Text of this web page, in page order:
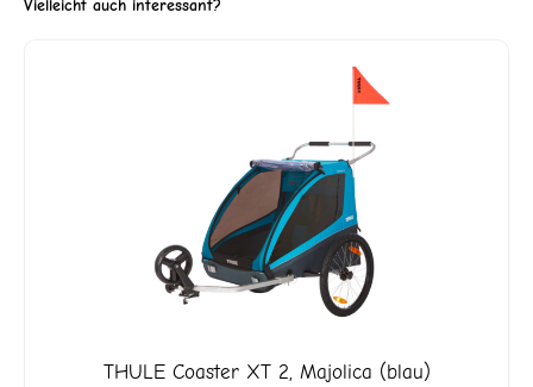
Vielleicht auch interessant?
THULECoaster XT 2, Majolica (blau)